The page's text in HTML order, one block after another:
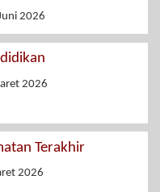
2026
2026
Terakhir
2026